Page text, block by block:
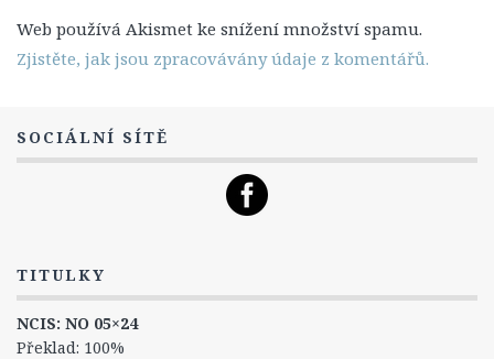
Titulky
3. série
Dwayne Cassius Pride
The Dovekeepers
Web používá Akismet ke snížení množství spamu.
Zjistěte, jak jsou zpracovávány údaje z komentářů.
SOCIÁLNÍ SÍTĚ
TITULKY
NCIS: NO 05×24
Překlad: 100%